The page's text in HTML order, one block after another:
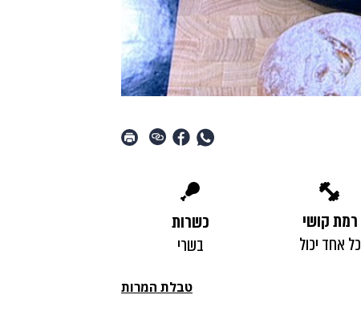
רמת קושי
כל אחד יכול
כשרות
בשרי
טבלת המרות